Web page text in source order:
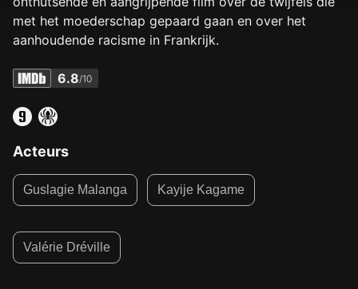
met het moederschap gepaard gaan en over het
aanhoudende racisme in Frankrijk.
6.8/10
Acteurs
Guslagie Malanga Kayije Kagame
Valérie Dréville